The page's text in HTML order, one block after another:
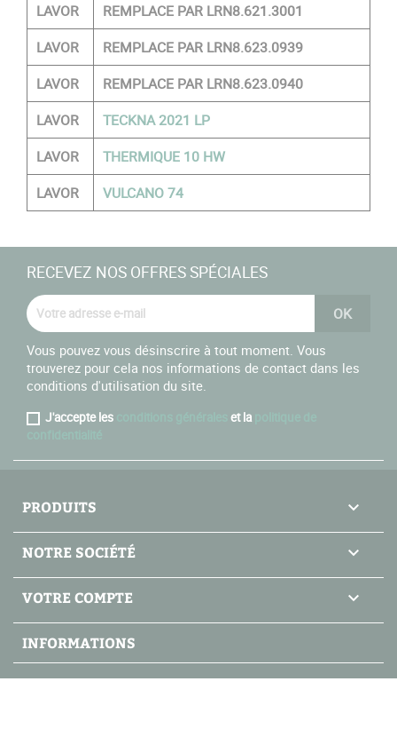
LAVOR
REMPLACE PAR LRN8.621.3001
LAVOR
REMPLACE PAR LRN8.623.0939
LAVOR
REMPLACE PAR LRN8.623.0940
LAVOR
TECKNA 2021 LP
LAVOR
THERMIQUE 10 HW
LAVOR
VULCANO 74
RECEVEZ NOS OFFRES SPÉCIALES
Vous pouvez vous désinscrire à tout moment. Vous
trouverez pour cela nos informations de contact dans les
conditions d'utilisation du site.
J'accepte les et la
PRODUITS 
NOTRE SOCIÉTÉ 
VOTRE COMPTE 
INFORMATIONS